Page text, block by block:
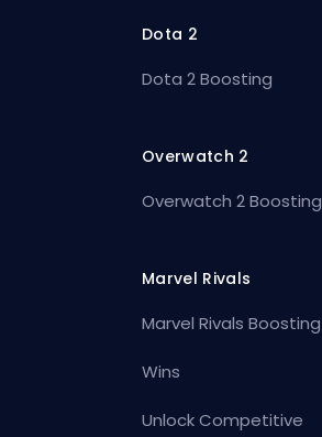
Dota 2
Dota 2 Boosting
Overwatch 2
Overwatch 2 Boosting
Marvel Rivals
Marvel Rivals Boosting
Wins
Unlock Competitive